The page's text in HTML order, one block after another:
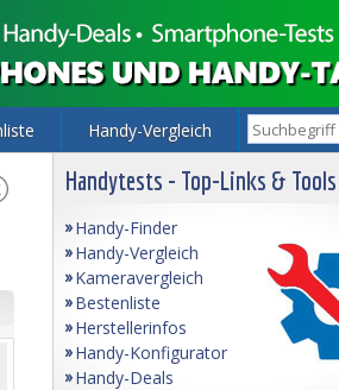
Handy-Vergleich
Handytests - Top-Links & Tools
Handy-Finder
Handy-Vergleich
Kameravergleich
Bestenliste
Herstellerinfos
Handy-Konfigurator
Handy-Deals